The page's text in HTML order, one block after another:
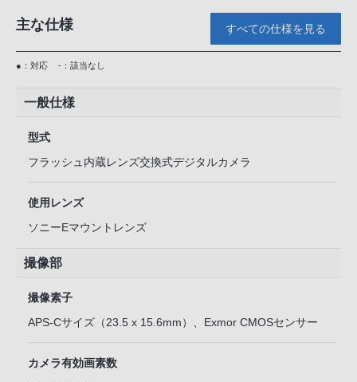
主な仕様 すべての仕様を見る
●：対応 -：該当なし
一般仕様
型式
フラッシュ内蔵レンズ交換式デジタルカメラ
使用レンズ
ソニーEマウントレンズ
撮像部
撮像素子
APS-Cサイズ（23.5 x 15.6mm）、Exmor CMOSセンサー
カメラ有効画素数